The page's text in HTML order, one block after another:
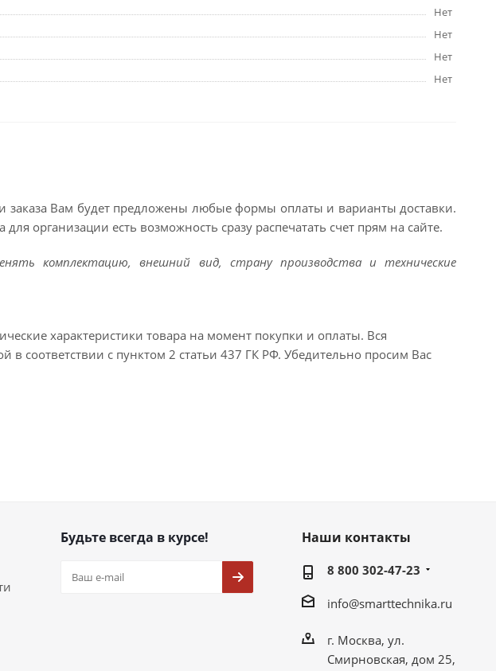
Нет
Нет
Нет
Нет
Вам будет предложены любые формы оплаты и варианты доставки.
организации есть возможность сразу распечатать счет прям на сайте.
комплектацию, внешний вид, страну производства и технические
характеристики товара на момент покупки и оплаты. Вся
соответствии с пунктом 2 статьи 437 ГК РФ. Убедительно просим Вас
Будьте всегда в курсе! Наши контакты
8 800 302-47-23
info@smarttechnika.ru
г. Москва, ул.
Смирновская, дом 25,